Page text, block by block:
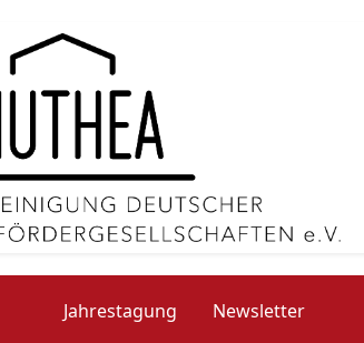
Jahrestagung Newsletter